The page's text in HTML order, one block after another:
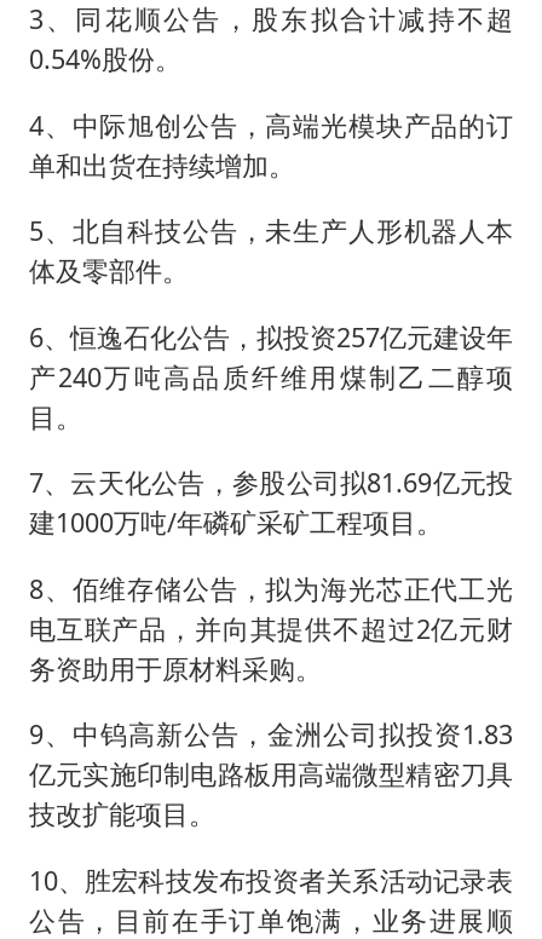
3、同花顺公告，股东拟合计减持不超
0.54%股份。
4、中际旭创公告，高端光模块产品的订
单和出货在持续增加。
5、北自科技公告，未生产人形机器人本
体及零部件。
6、恒逸石化公告，拟投资257亿元建设年
产240万吨高品质纤维用煤制乙二醇项
目。
7、云天化公告，参股公司拟81.69亿元投
建1000万吨/年磷矿采矿工程项目。
8、佰维存储公告，拟为海光芯正代工光
电互联产品，并向其提供不超过2亿元财
务资助用于原材料采购。
9、中钨高新公告，金洲公司拟投资1.83
亿元实施印制电路板用高端微型精密刀具
技改扩能项目。
10、胜宏科技发布投资者关系活动记录表
公告，目前在手订单饱满，业务进展顺